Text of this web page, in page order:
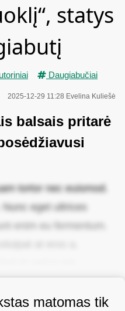
statys
Daugiabučiai
2025-12-29 11:28 Evelina Kuliešė
balsais pritarė
tortor nec euismod.
Nunc eget ultrices
matomas tik